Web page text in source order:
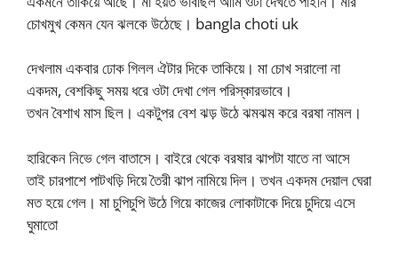
চোখমুখ কেমন যেন ঝলকে উঠেছে। bangla choti uk
দেখলাম একবার ঢোক গিলল ঐটার দিকে তাকিয়ে। মা চোখ সরালো না
একদম, বেশকিছু সময় ধরে ওটা দেখা গেল পরিস্কারভাবে।
তখন বৈশাখ মাস ছিল। একটুপর বেশ ঝড় উঠে ঝমঝম করে বরষা নামল।
হারিকেন নিভে গেল বাতাসে। বাইরে থেকে বরষার ঝাপটা যাতে না আসে
তাই চারপাশে পাটখড়ি দিয়ে তৈরী ঝাপ নামিয়ে দিল। তখন একদম দেয়াল ঘেরা
মত হয়ে গেল। মা চুপিচুপি উঠে গিয়ে কাজের লোকাটাকে দিয়ে চুদিয়ে এসে
ঘুমাতো